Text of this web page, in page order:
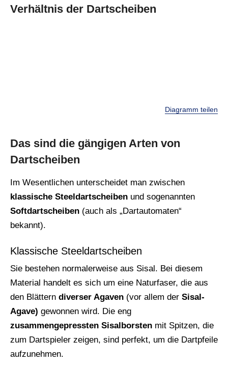
Verhältnis der Dartscheiben
Diagramm teilen
Das sind die gängigen Arten von
Dartscheiben
Im Wesentlichen unterscheidet man zwischen
klassische Steeldartscheiben und sogenannten
Softdartscheiben (auch als „Dartautomaten“
bekannt).
Klassische Steeldartscheiben
Sie bestehen normalerweise aus Sisal. Bei diesem
Material handelt es sich um eine Naturfaser, die aus
den Blättern diverser Agaven (vor allem der Sisal-
Agave) gewonnen wird. Die eng
zusammengepressten Sisalborsten mit Spitzen, die
zum Dartspieler zeigen, sind perfekt, um die Dartpfeile
aufzunehmen.